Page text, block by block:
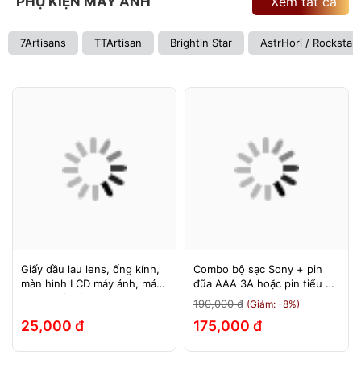
7Artisans TTArtisan Brightin Star AstrHori / Rockstar
Giấy dầu lau lens, ống kính,
màn hình LCD máy ảnh, máy
quay, máy tính, laptop, điện
25,000 đ
Combo bộ sạc Sony + pin
đũa AAA 3A hoặc pin tiểu AA
2A Sony 1.5v
190,000 đ (Giảm: -8%)
175,000 đ